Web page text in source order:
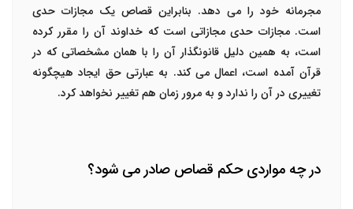
مجرمانه خود را می دهد. بنابراین قصاص یک مجازات حدی
است. مجازات حدی مجازاتی است که خداوند آن را مقرر کرده
است، به همین دلیل قانونگذار آن را با همان مشخصاتی که در
قرآن آمده است، اعمال می کند. به عبارتی حق ایجاد هیچگونه
تغییری در آن را ندارد و به مرور زمان هم تغییر نخواهد کرد.
در چه مواردی حکم قصاص صادر می شود؟